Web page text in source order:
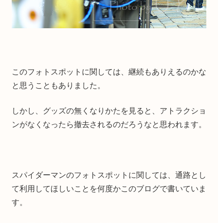
このフォトスポットに関しては、継続もありえるのかな
と思うこともありました。
しかし、グッズの無くなりかたを見ると、アトラクショ
ンがなくなったら撤去されるのだろうなと思われます。
スパイダーマンのフォトスポットに関しては、通路とし
て利用してほしいことを何度かこのブログで書いていま
す。